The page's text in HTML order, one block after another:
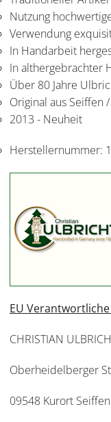
Nutzung
Verwendung
In Handarbeit
In althergebrachter
Über 80 Jahre
Original aus Seiffen
2013 - Neuheit
Herstellernummer:
EU
CHRISTIAN
Oberheidelberger
09548 Kurort